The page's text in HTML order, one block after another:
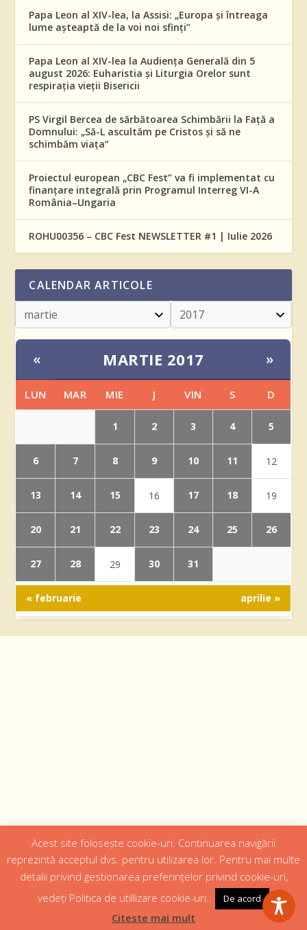
Papa Leon al XIV-lea, la Assisi: „Europa și întreaga
lume așteaptă de la voi noi sfinți”
Papa Leon al XIV-lea la Audiența Generală din 5
august 2026: Euharistia și Liturgia Orelor sunt
respirația vieții Bisericii
PS Virgil Bercea de sărbătoarea Schimbării la Față a
Domnului: „Să-L ascultăm pe Cristos și să ne
schimbăm viața”
Proiectul european „CBC Fest” va fi implementat cu
finanțare integrală prin Programul Interreg VI-A
România–Ungaria
ROHU00356 – CBC Fest NEWSLETTER #1 | Iulie 2026
CALENDAR ARTICOLE
« MARTIE 2017 »
LUN MAR MIE J VIN S D
1 2 3 4 5
6 7 8 9 10 11 12
13 14 15 16 17 18 19
20 21 22 23 24 25 26
27 28 29 30 31
« februarie aprilie »
Designed byWeb Design 4Us Consulting |
Media
Cateheza
Parteneri
Politică confidențialitate
Acest site folosește cookie-uri. Continuarea navigării
reprezintă acceptul dvs. pentru utilizarea lor. Pentru mai multe
detalii privind gestionarea preferințelor privind cookie-uri,
vedeți Politica de utillizare cookie-uri..
De acord
Citeste mai mult